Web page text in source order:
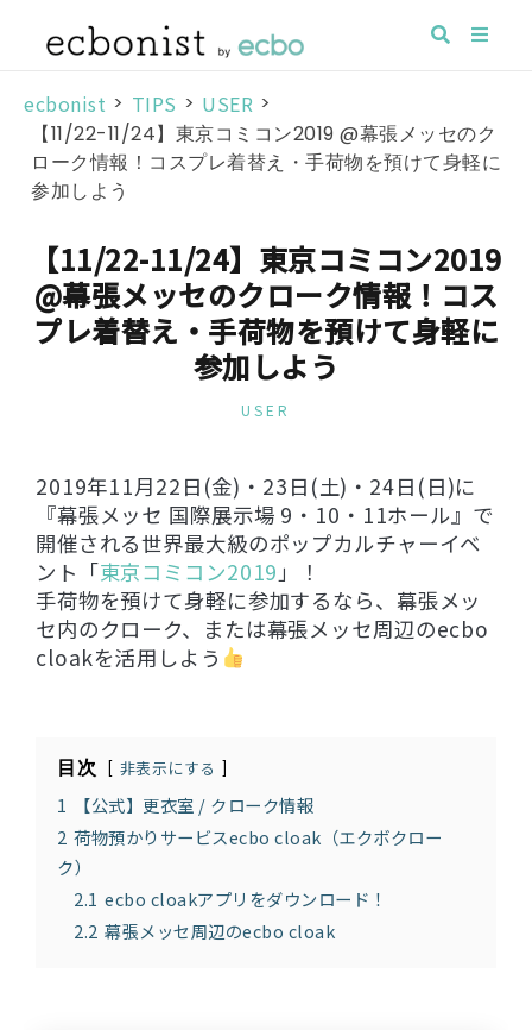
ecbonist > TIPS > USER >
【11/22-11/24】東京コミコン2019 @幕張メッセのク
ローク情報！コスプレ着替え・手荷物を預けて身軽に
参加しよう
【11/22-11/24】東京コミコン2019
@幕張メッセのクローク情報！コス
プレ着替え・手荷物を預けて身軽に
参加しよう
USER
2019年11月22日(金)・23日(土)・24日(日)に
『幕張メッセ 国際展示場 9・10・11ホール』で
開催される世界最大級のポップカルチャーイベ
ント「東京コミコン2019」！
手荷物を預けて身軽に参加するなら、幕張メッ
セ内のクローク、または幕張メッセ周辺のecbo
cloakを活用しよう
目次 非表示にする
1
【公式】更衣室 / クローク情報
2 荷物預かりサービスecbo cloak（エクボクロー
ク）
2.1 ecbo cloakアプリをダウンロード！
2.2 幕張メッセ周辺のecbo cloak